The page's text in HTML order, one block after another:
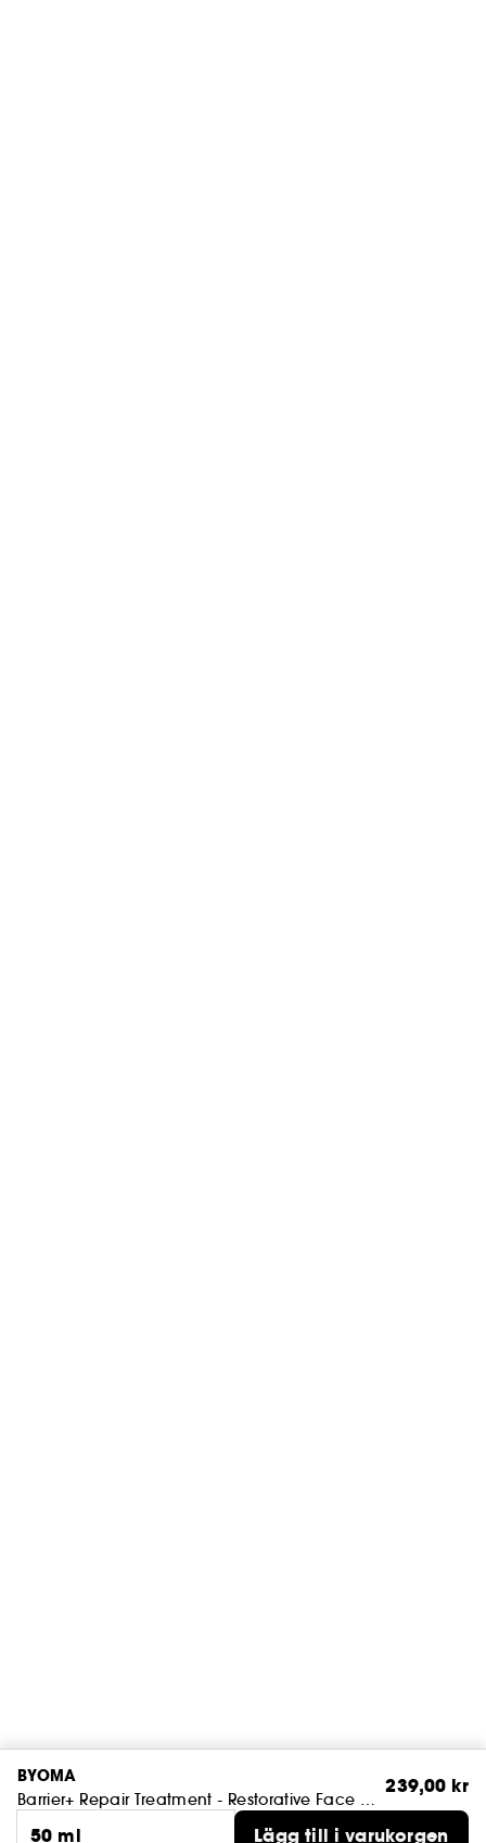
BYOMA
Barrier+ Repair Treatment - Restorative Face Care
239,00 kr
50 ml
Lägg till i varukorgen